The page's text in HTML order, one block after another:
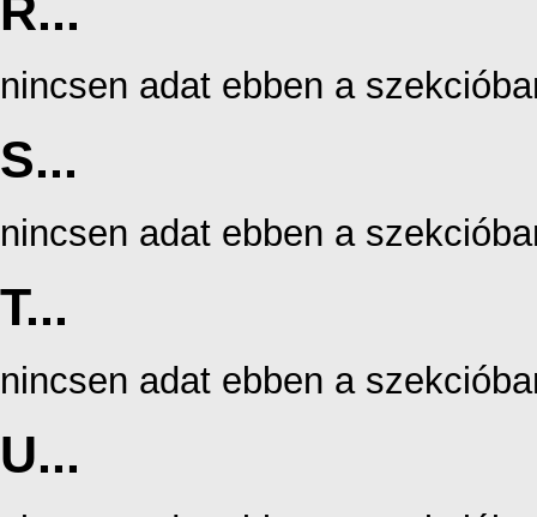
R...
nincsen adat ebben a
S...
nincsen adat ebben a
T...
nincsen adat ebben a
U...